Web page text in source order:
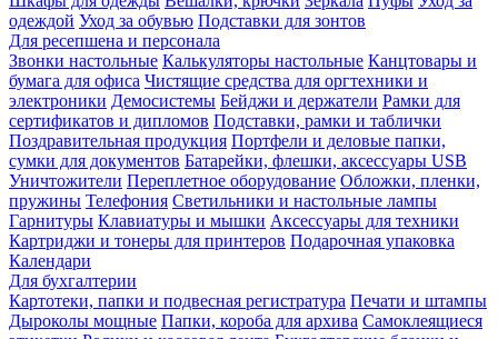
одеждой Уход за обувью Подставки для зонтов
Для ресепшена и персонала
Звонки настольные Калькуляторы настольные Канцтовары и
бумага для офиса Чистящие средства для оргтехники и
электроники Демосистемы Бейджи и держатели Рамки для
сертификатов и дипломов Подставки, рамки и таблички
Поздравительная продукция Портфели и деловые папки,
сумки для документов Батарейки, флешки, аксессуары USB
Уничтожители Переплетное оборудование Обложки, пленки,
пружины Телефония Светильники и настольные лампы
Гарнитуры Клавиатуры и мышки Аксессуары для техники
Картриджи и тонеры для принтеров Подарочная упаковка
Календари
Для бухгалтерии
Картотеки, папки и подвесная регистратура Печати и штампы
Дыроколы мощные Папки, короба для архива Самоклеящиеся